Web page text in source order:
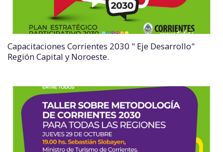
Capacitaciones Corrientes 2030 " Eje Desarrollo"
Región Capital y Noroeste.